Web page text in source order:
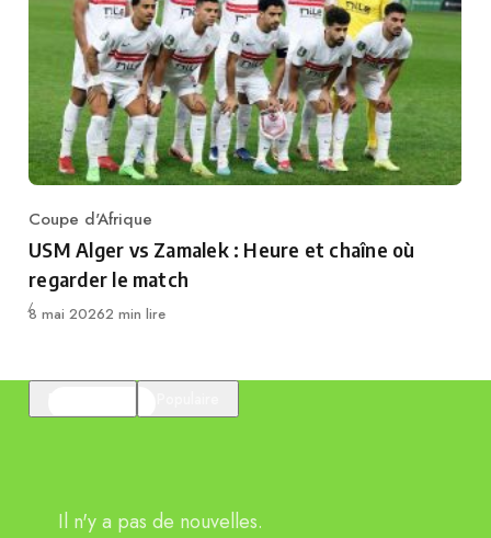
Category
Coupe d'Afrique
USM Alger vs Zamalek : Heure et chaîne où
regarder le match
Publié
8 mai 20262 min lire
Il n'y a pas de nouvelles.